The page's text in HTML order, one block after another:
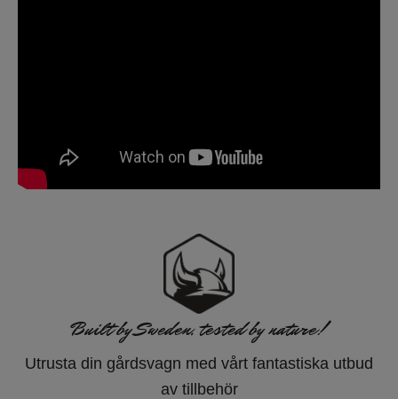
Built by Sweden, tested by nature!
Utrusta din gårdsvagn med vårt fantastiska utbud
av tillbehör